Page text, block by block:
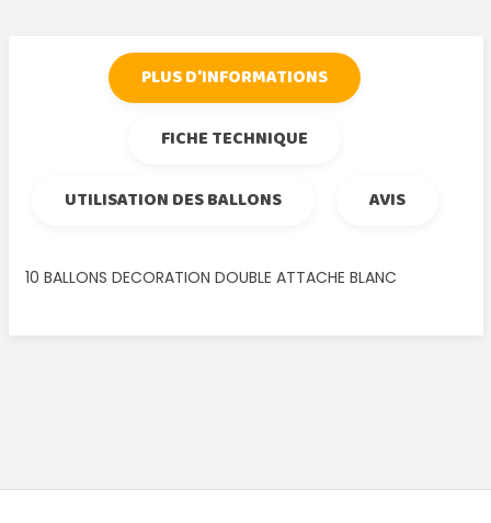
PLUS D'INFORMATIONS
FICHE TECHNIQUE
UTILISATION DES BALLONS
AVIS
10 BALLONS DECORATION DOUBLE ATTACHE BLANC